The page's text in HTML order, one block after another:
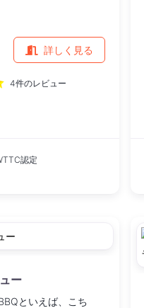
詳しく見る
4件のレビュー
認定
ー
といえば、こち